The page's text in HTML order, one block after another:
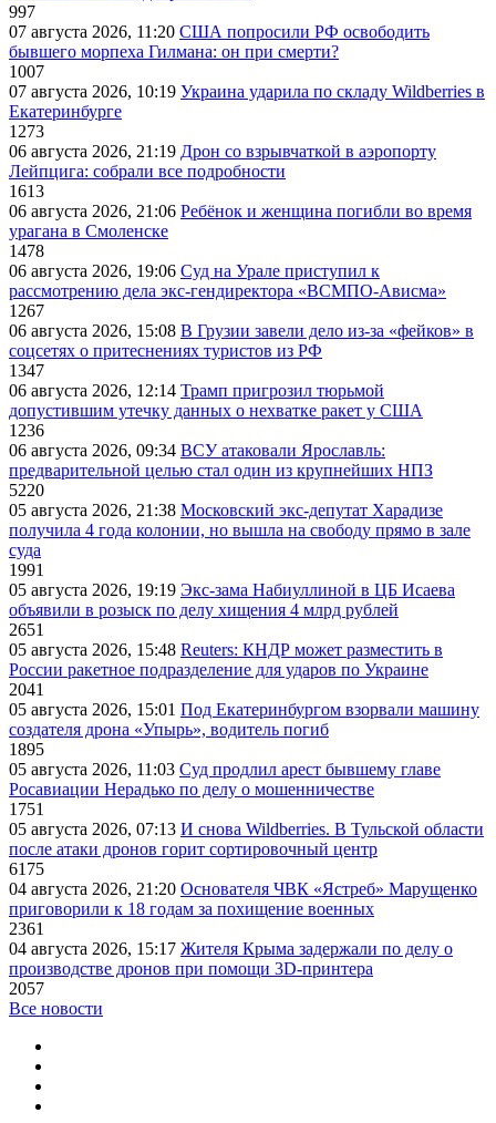
997
07 августа 2026, 11:20 США попросили РФ освободить
бывшего морпеха Гилмана: он при смерти?
1007
07 августа 2026, 10:19 Украина ударила по складу Wildberries в
Екатеринбурге
1273
06 августа 2026, 21:19 Дрон со взрывчаткой в аэропорту
Лейпцига: собрали все подробности
1613
06 августа 2026, 21:06 Ребёнок и женщина погибли во время
урагана в Смоленске
1478
06 августа 2026, 19:06 Суд на Урале приступил к
рассмотрению дела экс-гендиректора «ВСМПО-Ависма»
1267
06 августа 2026, 15:08 В Грузии завели дело из-за «фейков» в
соцсетях о притеснениях туристов из РФ
1347
06 августа 2026, 12:14 Трамп пригрозил тюрьмой
допустившим утечку данных о нехватке ракет у США
1236
06 августа 2026, 09:34 ВСУ атаковали Ярославль:
предварительной целью стал один из крупнейших НПЗ
5220
05 августа 2026, 21:38 Московский экс-депутат Харадизе
получила 4 года колонии, но вышла на свободу прямо в зале
суда
1991
05 августа 2026, 19:19 Экс-зама Набиуллиной в ЦБ Исаева
объявили в розыск по делу хищения 4 млрд рублей
2651
05 августа 2026, 15:48 Reuters: КНДР может разместить в
России ракетное подразделение для ударов по Украине
2041
05 августа 2026, 15:01 Под Екатеринбургом взорвали машину
создателя дрона «Упырь», водитель погиб
1895
05 августа 2026, 11:03 Суд продлил арест бывшему главе
Росавиации Нерадько по делу о мошенничестве
1751
05 августа 2026, 07:13 И снова Wildberries. В Тульской области
после атаки дронов горит сортировочный центр
6175
04 августа 2026, 21:20 Основателя ЧВК «Ястреб» Марущенко
приговорили к 18 годам за похищение военных
2361
04 августа 2026, 15:17 Жителя Крыма задержали по делу о
производстве дронов при помощи 3D‑принтера
2057
Все новости